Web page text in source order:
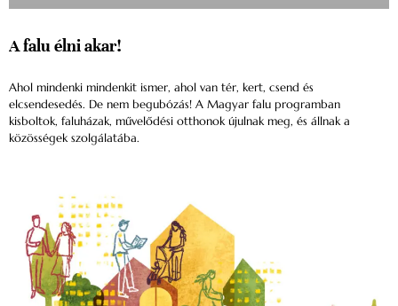
A falu élni akar!
Ahol mindenki mindenkit ismer, ahol van tér, kert, csend és
elcsendesedés. De nem begubózás! A Magyar falu programban
kisboltok, faluházak, művelődési otthonok újulnak meg, és állnak a
közösségek szolgálatába.